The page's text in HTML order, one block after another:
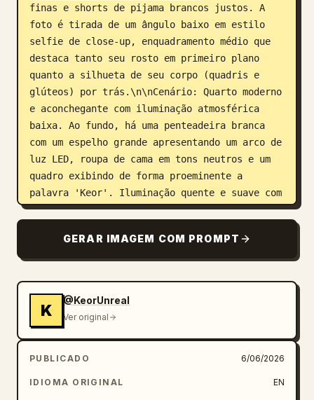
finas e shorts de pijama brancos justos. A
foto é tirada de um ângulo baixo em estilo
selfie de close-up, enquadramento médio que
destaca tanto seu rosto em primeiro plano
quanto a silhueta de seu corpo (quadris e
glúteos) por trás.\n\nCenário: Quarto moderno
e aconchegante com iluminação atmosférica
baixa. Ao fundo, há uma penteadeira branca
com um espelho grande apresentando um arco de
luz LED, roupa de cama em tons neutros e um
quadro exibindo de forma proeminente a
palavra 'Keor'. Iluminação quente e suave com
contraste sutil de azul e laranja das luzes
delicadas em sua pele e rosto.\n\nFoco nítido
em seu rosto e parte superior do corpo,
fios de cabelo e detalhes de tecido. Clima
relaxante, íntimo e aconchegante, fotografia
de estilo de vida em alta resolução, melhor
qualidade.", "style": "retrato de estilo de
vida fotorrealista ultra-realista, estética
de quarto íntimo e aconchegante, iluminação
GERAR IMAGEM COM PROMPT
K
@KeorUnreal
Ver original
PUBLICADO 6/06/2026
IDIOMA ORIGINAL EN